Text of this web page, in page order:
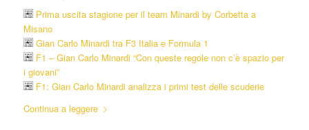
Prima uscita stagione per il team Minardi by Corbetta a
Misano
Gian Carlo Minardi tra F3 Italia e Formula 1
F1 – Gian Carlo Minardi “Con queste regole non c’è spazio per
i giovani”
F1: Gian Carlo Minardi analizza i primi test delle scuderie
Continua a leggere